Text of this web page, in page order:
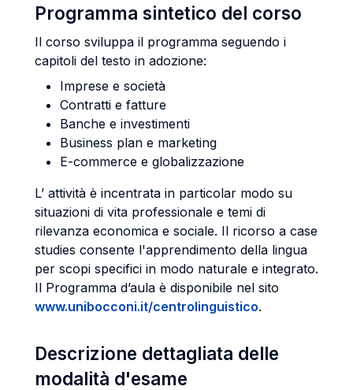
Programma sintetico del corso
Il corso sviluppa il programma seguendo i
capitoli del testo in adozione:
Imprese e società
Contratti e fatture
Banche e investimenti
Business plan e marketing
E-commerce e globalizzazione
L’ attività è incentrata in particolar modo su
situazioni di vita professionale e temi di
rilevanza economica e sociale. Il ricorso a case
studies consente l'apprendimento della lingua
per scopi specifici in modo naturale e integrato.
Il Programma d’aula è disponibile nel sito
www.unibocconi.it/centrolinguistico.
Descrizione dettagliata delle
modalità d'esame